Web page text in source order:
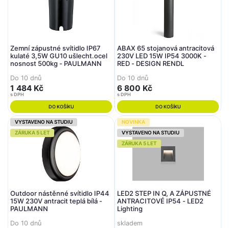
Zemní zápustné svítidlo IP67
kulaté 3,5W GU10 ušlecht.ocel
nosnost 500kg - PAULMANN
Do 10 dnů
1 484 Kč
s DPH
DO KOŠÍKU
ABAX 65 stojanová antracitová
230V LED 15W IP54 3000K -
RED - DESIGN RENDL
Do 10 dnů
6 800 Kč
s DPH
DO KOŠÍKU
VYSTAVENO NA STUDIU
ZÁRUKA 5 LET
Outdoor nástěnné svítidlo IP44
15W 230V antracit teplá bílá -
PAULMANN
Do 10 dnů
NOVINKA
VYSTAVENO NA STUDIU
ZÁRUKA 5 LET
LED2 STEP IN Q, A ZÁPUSTNÉ
ANTRACITOVÉ IP54 - LED2
Lighting
skladem